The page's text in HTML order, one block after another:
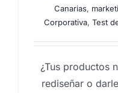
Canarias,
Corporativa, Test
¿Tus productos
rediseñar o